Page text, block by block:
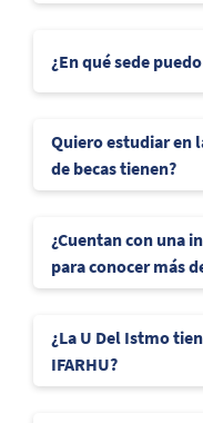
¿En qué sede
Quiero estudiar en
de becas tienen?
¿Cuentan con una
para conocer más
¿La U Del Istmo
IFARHU?